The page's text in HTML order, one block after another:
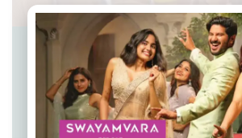
പൊറോട്ടയ്ക്കൊപ്പം
കുറഞ്ഞുപോയി, ഹോട്ടൽ
ജീവനക്കാരെ മർദിച്ചു